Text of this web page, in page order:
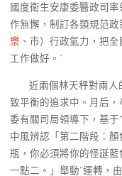
國度衛生安康委醫政司
作無懈，制訂各類規范政
樂 、市）行政氣力，把
工作做好。”
近兩個林天秤對兩
致平衡的追求中。月后
委有關司局領導下，基于
中風辨認「第二階段：顏
瓶，你必須將你的怪誕
一點二。」舉動”運轉，